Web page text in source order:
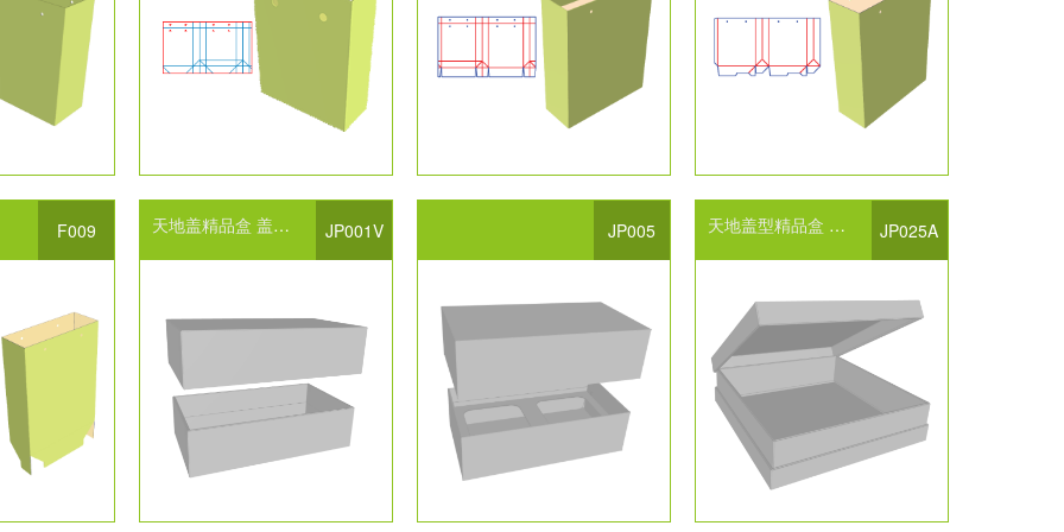
F009 天地盖精品盒盖到底 V槽设计
JP001V JP005 天地盖型精品盒
对口开天地盖中间间隔缝隙
JP025A